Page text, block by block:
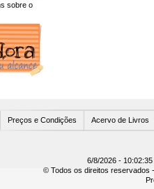
sobre o
Preços e Condições Acervo de Livros
6/8/2026 -
© Todos os direitos reservados